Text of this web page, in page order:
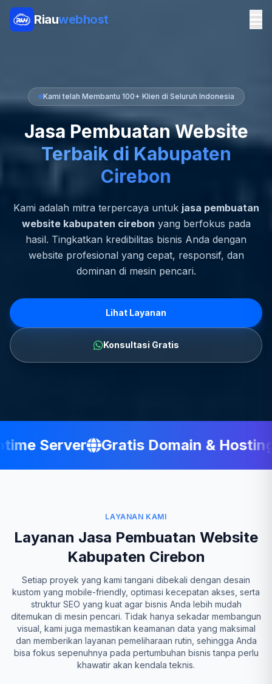
Riauwebhost
Kami telah Membantu 100+ Klien di Seluruh Indonesia
Jasa Pembuatan Website
Terbaik di Kabupaten
Cirebon
Kami adalah mitra terpercaya untuk jasa pembuatan
website kabupaten cirebon yang berfokus pada
hasil. Tingkatkan kredibilitas bisnis Anda dengan
website profesional yang cepat, responsif, dan
dominan di mesin pencari.
Lihat Layanan
Konsultasi Gratis
Server Gratis Domain & Hosting
LAYANAN KAMI
Layanan Jasa Pembuatan Website
Kabupaten Cirebon
Setiap proyek yang kami tangani dibekali dengan desain
kustom yang mobile-friendly, optimasi kecepatan akses, serta
struktur SEO yang kuat agar bisnis Anda lebih mudah
ditemukan di mesin pencari. Tidak hanya sekadar membangun
visual, kami juga memastikan keamanan data yang maksimal
dan memberikan layanan pemeliharaan rutin, sehingga Anda
bisa fokus sepenuhnya pada pertumbuhan bisnis tanpa perlu
khawatir akan kendala teknis.